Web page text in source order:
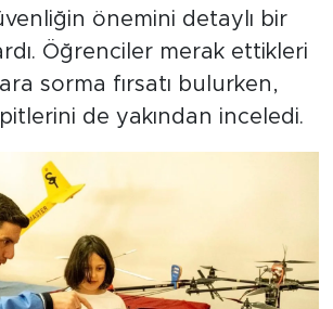
önemini detaylı bir
Öğrenciler merak ettikleri
sorma fırsatı bulurken,
de yakından inceledi.